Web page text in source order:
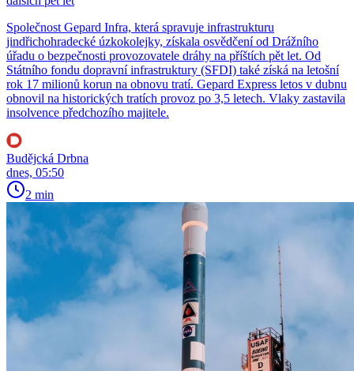
Společnost Gepard Infra, která spravuje infrastrukturu
jindřichohradecké úzkokolejky, získala osvědčení od Drážního
úřadu o bezpečnosti provozovatele dráhy na příštích pět let. Od
Státního fondu dopravní infrastruktury (SFDI) také získá na letošní
rok 17 milionů korun na obnovu tratí. Gepard Express letos v dubnu
obnovil na historických tratích provoz po 3,5 letech. Vlaky zastavila
insolvence předchozího majitele.
Budějcká Drbna
dnes, 05:50
2 min